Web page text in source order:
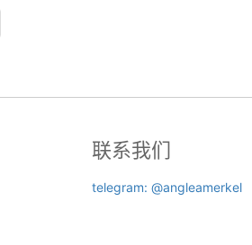
联系我们
telegram: @angleamerkel